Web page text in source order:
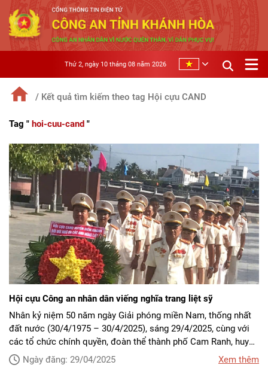
Thứ 2, ngày 10 tháng 08 năm 2026
/ Kết quả tìm kiếm theo tag Hội cựu CAND
Tag " hoi-cuu-cand "
Hội cựu Công an nhân dân viếng nghĩa trang liệt sỹ
Nhân kỷ niệm 50 năm ngày Giải phóng miền Nam, thống nhất
đất nước (30/4/1975 – 30/4/2025), sáng 29/4/2025, cùng với
các tổ chức chính quyền, đoàn thể thành phố Cam Ranh, huyện
Khánh Vĩnh, huyện Diên Khánh, các Hội Cựu CAND đã tổ chức
Đoàn đại biểu đến dâng hương, dâng hoa, viếng các Anh hùng,
Ngày đăng: 29/04/2025 Xem thêm